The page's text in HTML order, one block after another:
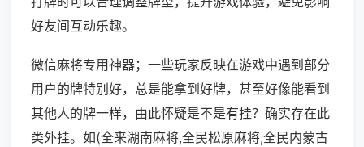
好友间互动乐趣。
微信麻将专用神器；一些玩家反映在游戏中遇到部分
用户的牌特别好，总是能拿到好牌，甚至好像能看到
其他人的牌一样，由此怀疑是不是有挂？确实存在此
类外挂。如(全来湖南麻将,全民松原麻将,全民内蒙古